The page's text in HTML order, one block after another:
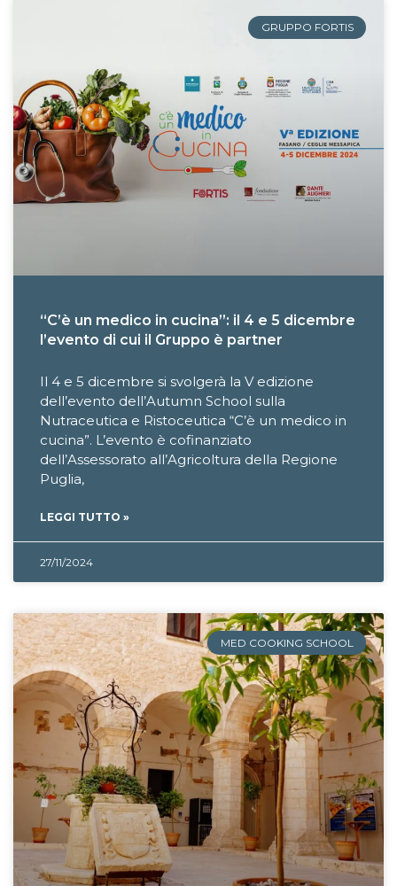
GRUPPO FORTIS
“C’è un medico in cucina”: il 4 e 5 dicembre
l’evento di cui il Gruppo è partner
Il 4 e 5 dicembre si svolgerà la V edizione
dell’evento dell’Autumn School sulla
Nutraceutica e Ristoceutica “C’è un medico in
cucina”. L’evento è cofinanziato
dell’Assessorato all’Agricoltura della Regione
Puglia,
LEGGI TUTTO »
27/11/2024
MED COOKING SCHOOL